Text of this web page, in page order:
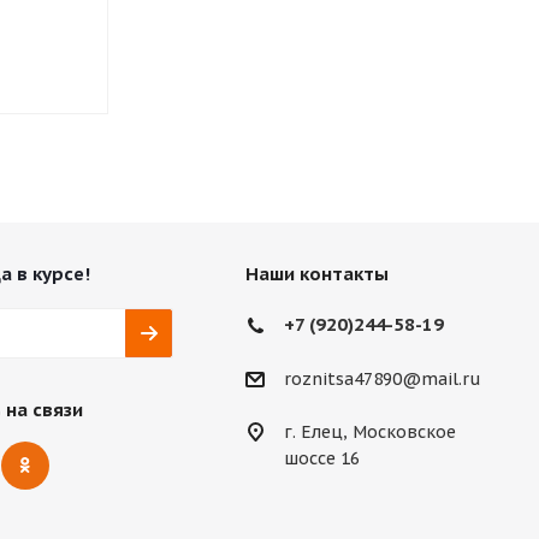
в курсе!
связи
Наши контакты
+7 (920)244-58-19
roznitsa47890@mail.ru
г. Елец, Московское
шоссе 16